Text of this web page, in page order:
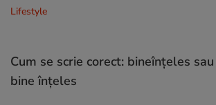
Lifestyle
Cum se scrie corect: bineînțeles sau
bine înțeles